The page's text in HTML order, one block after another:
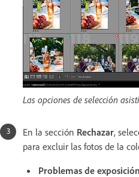
Las opciones de selección
En la sección Rechazar,
para excluir las fotos de la
Problemas de exposición